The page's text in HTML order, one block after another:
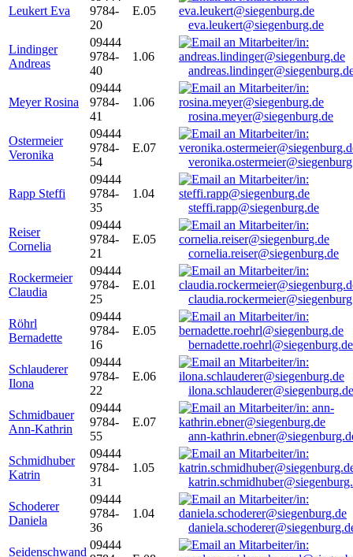
Leukert Eva
9784-
20
E.05
eva.leukert@siegenburg.de
Lindinger
Andreas
09444
9784-
40
1.06
Meyer Rosina
09444
9784-
41
1.06
rosina.meyer@siegenburg.de
Ostermeier
Veronika
09444
9784-
54
E.07
Rapp Steffi
09444
9784-
35
1.04
steffi.rapp@siegenburg.de
Reiser
Cornelia
09444
9784-
21
E.05
cornelia.reiser@siegenburg.de
Rockermeier
Claudia
09444
9784-
25
E.01
Röhrl
Bernadette
09444
9784-
16
E.05
bernadette.roehrl@siegenburg.de
Schlauderer
Ilona
09444
9784-
22
E.06
ilona.schlauderer@siegenburg.de
Schmidbauer
Ann-Kathrin
09444
9784-
55
E.07
ann-
Schmidhuber
Katrin
09444
9784-
31
1.05
Schoderer
Daniela
09444
9784-
36
1.04
Seidenschwand
09444